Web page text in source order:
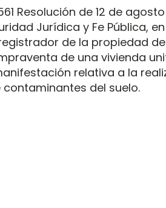
Resolución de 12 de
Jurídica y Fe Pública,
de la propiedad
de una vivienda
relativa a la
del suelo.